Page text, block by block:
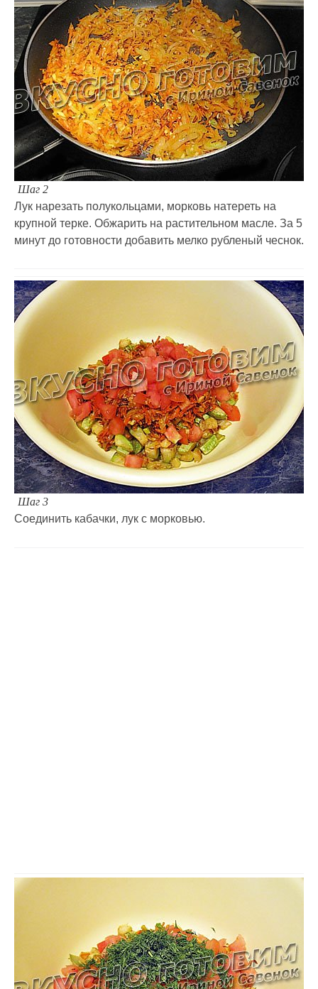
Шаг 2
Лук нарезать полукольцами, морковь натереть на
крупной терке. Обжарить на растительном масле. За 5
минут до готовности добавить мелко рубленый чеснок.
Шаг 3
Соединить кабачки, лук с морковью.